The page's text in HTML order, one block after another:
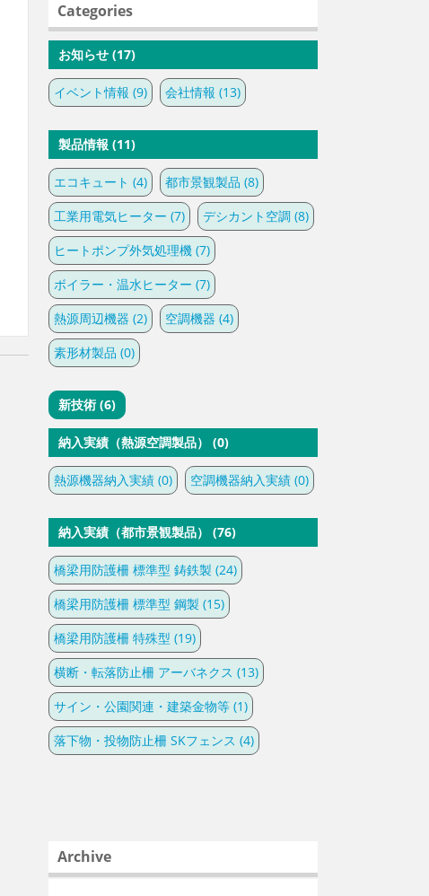
Categories
お知らせ (17)
イベント情報 (9) 会社情報 (13)
製品情報 (11)
エコキュート (4)
都市景観製品 (8)
工業用電気ヒーター (7)
デシカント空調 (8)
ヒートポンプ外気処理機 (7)
ボイラー・温水ヒーター (7)
熱源周辺機器 (2)
空調機器 (4)
素形材製品 (0)
新技術 (6)
納入実績（熱源空調製品） (0)
熱源機器納入実績 (0) 空調機器納入実績 (0)
納入実績（都市景観製品） (76)
橋梁用防護柵 標準型 鋳鉄製 (24)
橋梁用防護柵 標準型 鋼製 (15)
橋梁用防護柵 特殊型 (19)
横断・転落防止柵 アーバネクス (13)
サイン・公園関連・建築金物等 (1)
落下物・投物防止柵 SKフェンス (4)
Archive